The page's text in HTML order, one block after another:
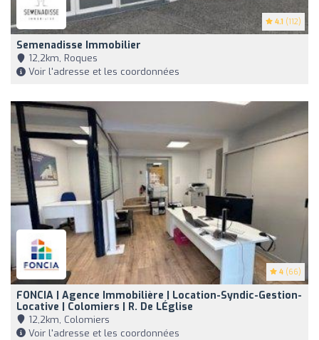
4.1 (112)
Semenadisse Immobilier
12,2km, Roques
Voir l'adresse et les coordonnées
4 (66)
FONCIA | Agence Immobilière | Location-Syndic-Gestion-
Locative | Colomiers | R. De LÉglise
12,2km, Colomiers
Voir l'adresse et les coordonnées